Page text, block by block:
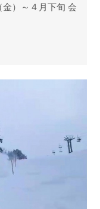
）～４月下旬 会